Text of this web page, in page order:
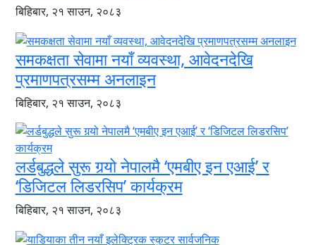
बिहिबार, २१ साउन, २०८३
समकक्षता सेवामा नयाँ व्यवस्था, आवेदनदेखि
प्रमाणपत्रसम्म अनलाइन
बिहिबार, २१ साउन, २०८३
लर्डबुद्धले सुरू गर्‍यो नेपालमै ‘एमबीए इन एआई’ र
‘डिजिटल लिडरसिप’ कार्यक्रम
बिहिबार, २१ साउन, २०८३